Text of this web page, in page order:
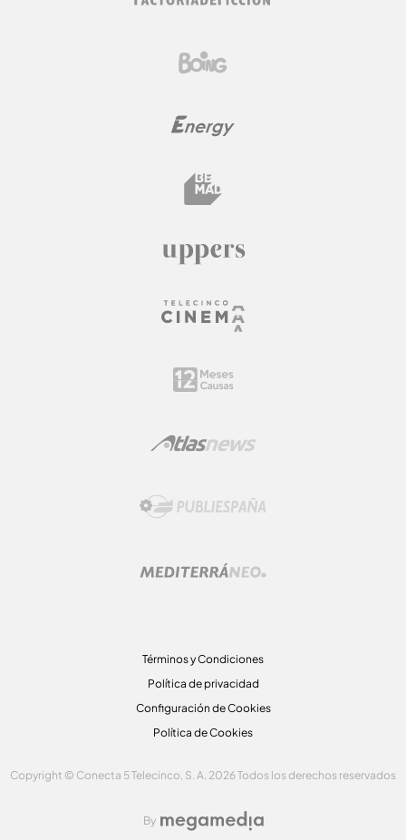
Términos y Condiciones
Política de privacidad
Configuración de Cookies
Política de Cookies
Copyright © Conecta 5 Telecinco, S. A. 2026 Todos los derechos reservados
By